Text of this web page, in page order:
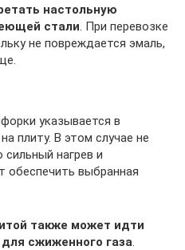
настольную
стали. При перевозке
не повреждается эмаль,
указывается в
плиту. В этом случае не
сильный нагрев и
выбранная
также может идти
сжиженного газа.